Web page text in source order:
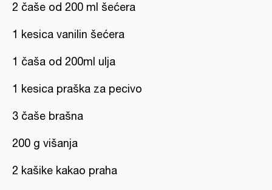
2 čaše od 200 ml šećera
1 kesica vanilin šećera
1 čaša od 200ml ulja
1 kesica praška za pecivo
3 čaše brašna
200 g višanja
2 kašike kakao praha